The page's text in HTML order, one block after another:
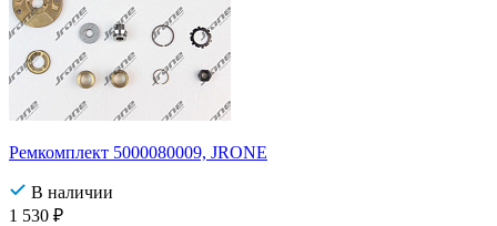
Ремкомплект 5000080009, JRONE
В наличии
1 530 ₽